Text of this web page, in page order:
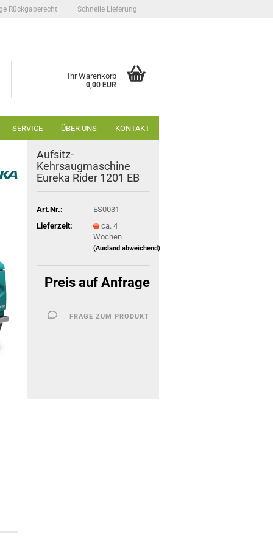
Rückgaberecht Schnelle Lieferung
Ihr Warenkorb
0,00 EUR
SERVICE ÜBER UNS KONTAKT
Aufsitz-
Kehrsaugmaschine
Eureka Rider 1201 EB
Art.Nr.:
ES0031
Lieferzeit:
ca. 4
Wochen
(Ausland abweichend)
Preis auf Anfrage
FRAGE ZUM PRODUKT